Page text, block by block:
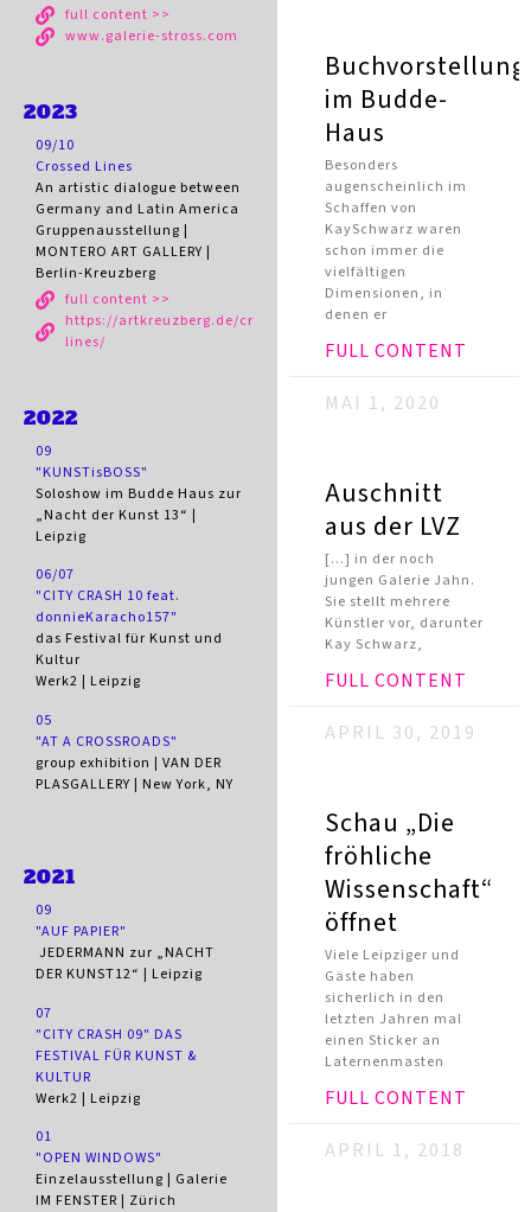
full content >>
www.galerie-stross.com
2023
09/10
Crossed Lines
An artistic dialogue between
Germany and Latin America
Gruppenausstellung |
MONTERO ART GALLERY |
Berlin-Kreuzberg
full content >>
https://artkreuzberg.de/crossed-
lines/
2022
09
"KUNSTisBOSS"
Soloshow im Budde Haus zur
„Nacht der Kunst 13“ |
Leipzig
06/07
"CITY CRASH 10 feat.
donnieKaracho157"
das Festival für Kunst und
Kultur
Werk2 | Leipzig
05
"AT A CROSSROADS"
group exhibition | VAN DER
PLASGALLERY | New York, NY
2021
09
"AUF PAPIER"
JEDERMANN zur „NACHT
DER KUNST12“ | Leipzig
07
"CITY CRASH 09" DAS
FESTIVAL FÜR KUNST &
KULTUR
Werk2 | Leipzig
01
"OPEN WINDOWS"
Einzelausstellung | Galerie
IM FENSTER | Zürich
Buchvorstellung
im Budde-
Haus
Besonders
augenscheinlich im
Schaffen von
KaySchwarz waren
schon immer die
vielfältigen
Dimensionen, in
denen er
FULL CONTENT
MAI 1, 2020
Auschnitt
aus der LVZ
[…] in der noch
jungen Galerie Jahn.
Sie stellt mehrere
Künstler vor, darunter
Kay Schwarz,
FULL CONTENT
APRIL 30, 2019
Schau „Die
fröhliche
Wissenschaft“
öffnet
Viele Leipziger und
Gäste haben
sicherlich in den
letzten Jahren mal
einen Sticker an
Laternenmasten
FULL CONTENT
APRIL 1, 2018